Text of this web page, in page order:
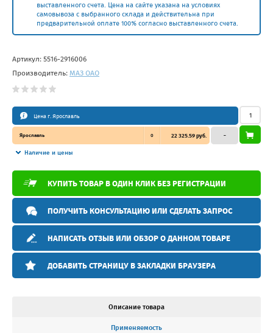
выставленного счета. Цена на сайте указана на условиях
самовывоза с выбранного склада и действительна при
предварительной оплате 100% согласно выставленного счета.
Артикул: 5516-2916006
Производитель: МАЗ ОАО
Цена г. Ярославль
Ярославль 0 22 325.59 руб.
Наличие и цены
–
КУПИТЬ ТОВАР В ОДИН КЛИК БЕЗ РЕГИСТРАЦИИ
ПОЛУЧИТЬ КОНСУЛЬТАЦИЮ ИЛИ СДЕЛАТЬ ЗАПРОС
НАПИСАТЬ ОТЗЫВ ИЛИ ОБЗОР О ДАННОМ ТОВАРЕ
ДОБАВИТЬ СТРАНИЦУ В ЗАКЛАДКИ БРАУЗЕРА
Описание товара
Применяемость